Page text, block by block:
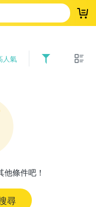
登
人氣
條件吧！
尋